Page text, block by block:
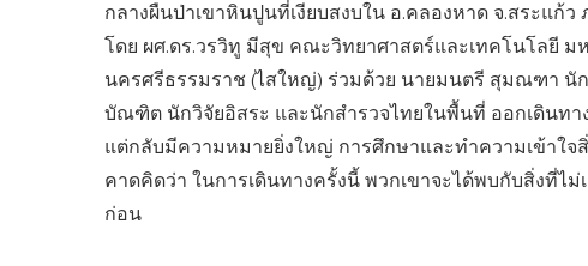
กลางผืนป่าเขาหินปูนที่เงียบสงบใน อ.คลองหาด จ.สระแ
โดย ผศ.ดร.วรวิทู มีสุข คณะวิทยาศาสตร์และเทคโนโลยี
นครศรีธรรมราช (ไสใหญ่) ร่วมด้วย นายมนตรี สุมณฑา นั
บัณฑิต นักวิจัยอิสระ และนักสำรวจไทยในพื้นที่ ออกเดินทา
แต่กลับมีความหมายยิ่งใหญ่ การศึกษาและทำความเข้าใ
คาดคิดว่า ในการเดินทางครั้งนี้ พวกเขาจะได้พบกับสิ่งที่
ก่อน